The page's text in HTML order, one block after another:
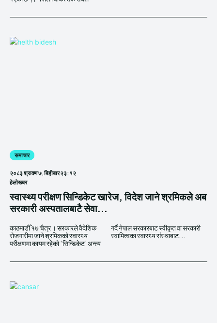
समाचार
२०८३ श्रावण ७, बिहीबार २३:१२
हेलाेखबर
स्वास्थ्य परीक्षण सिन्डिकेट खारेज, विदेश जाने श्रमिकले अब
सरकारी अस्पतालबाटै सेवा...
काठमाडौँ १७ चैत्र । सरकारले वैदेशिक
रोजगारीमा जाने श्रमिकको स्वास्थ्य
परीक्षणमा कायम रहेको ‘सिन्डिकेट’ अन्त्य
गर्दै नेपाल सरकारबाट स्वीकृत वा सरकारी
स्वामित्वका स्वास्थ्य संस्थाबाट...